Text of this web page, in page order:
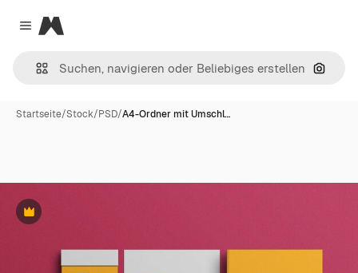
Close menu
Magnific
Nach
Startseite/Stock/PSD/A4-Ordner mit Umschl…
Premium